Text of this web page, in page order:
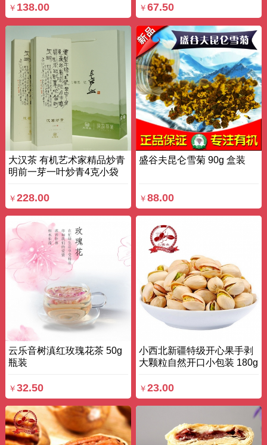
￥ 138.00 ￥67.50
大汉茶 有机艺术家精品炒青
明前一芽一叶炒青4克小袋
￥ 228.00
盛谷夫昆仑雪菊 90g 盒装
￥88.00
云乐音树滇红玫瑰花茶 50g
瓶装
￥ 32.50
小西北新疆特级开心果手剥
大颗粒自然开口小包装 180g
￥23.00